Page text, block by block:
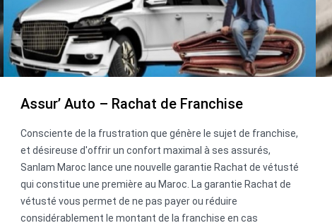
Assur’ Auto – Rachat de Franchise
Consciente de la frustration que génère le sujet de franchise,
et désireuse d'offrir un confort maximal à ses assurés,
Sanlam Maroc lance une nouvelle garantie Rachat de vétusté
qui constitue une première au Maroc. La garantie Rachat de
vétusté vous permet de ne pas payer ou réduire
considérablement le montant de la franchise en cas